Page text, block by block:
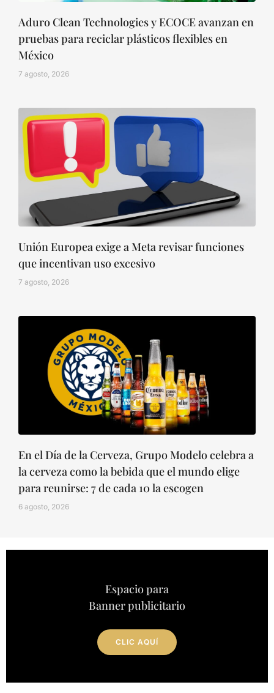
Aduro Clean Technologies y ECOCE avanzan en
pruebas para reciclar plásticos flexibles en
México
7 agosto, 2026
Unión Europea exige a Meta revisar funciones
que incentivan uso excesivo
7 agosto, 2026
En el Día de la Cerveza, Grupo Modelo celebra a
la cerveza como la bebida que el mundo elige
para reunirse: 7 de cada 10 la escogen
6 agosto, 2026
Espacio para
Banner publicitario
CLIC AQUÍ